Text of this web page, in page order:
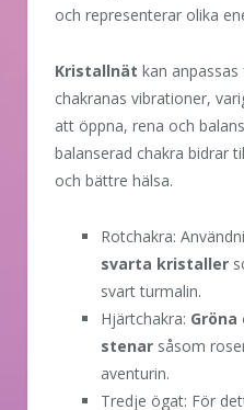
och representerar olika
Kristallnät kan
chakranas vibrationer,
att öppna, rena och
balanserad chakra bidrar
och bättre hälsa.
Rotchakra:
svarta kristaller
svart turmalin.
Hjärtchakra: Gröna
stenar såsom
aventurin.
Tredje ögat: För